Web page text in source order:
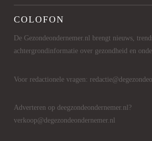
COLOFON
De Gezondeondernemer.nl brengt nieuws,
achtergrondinformatie over gezondheid en
Voor redactionele vragen:
Adverteren op deegzondeondernemer.nl?
verkoop@degezondeondernemer.nl